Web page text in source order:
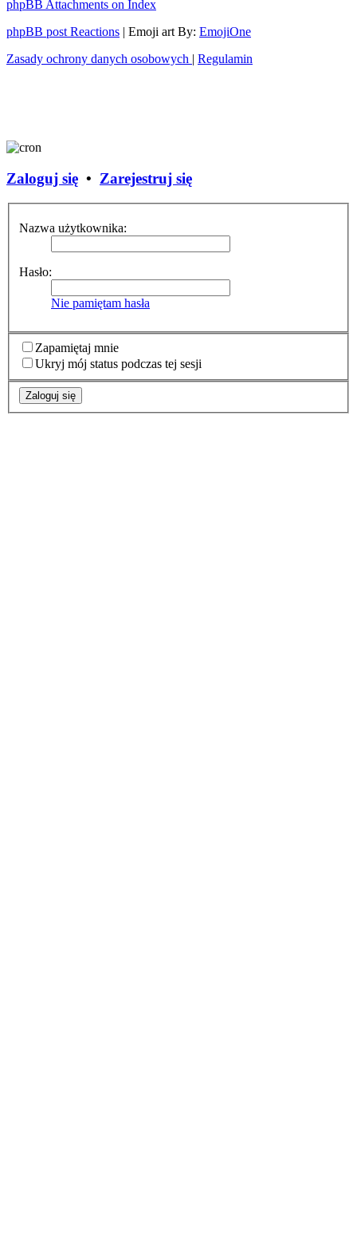
phpBB Attachments on Index
phpBB post Reactions | Emoji art By: EmojiOne
Zasady ochrony danych osobowych | Regulamin
Zaloguj się • Zarejestruj się
Nazwa użytkownika:
Hasło:
Nie pamiętam hasła
Zapamiętaj mnie
Ukryj mój status podczas tej sesji